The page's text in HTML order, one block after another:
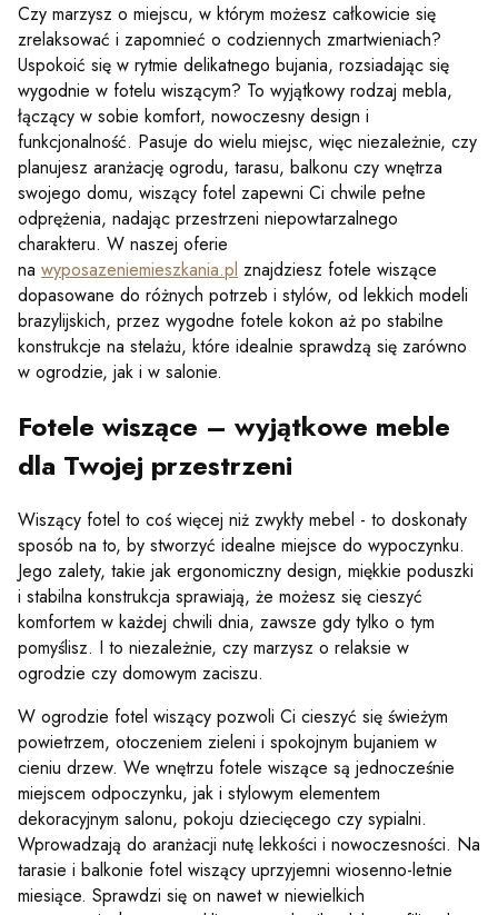
Czy marzysz o miejscu, w którym możesz całkowicie się
zrelaksować i zapomnieć o codziennych zmartwieniach?
Uspokoić się w rytmie delikatnego bujania, rozsiadając się
wygodnie w fotelu wiszącym? To wyjątkowy rodzaj mebla,
łączący w sobie komfort, nowoczesny design i
funkcjonalność. Pasuje do wielu miejsc, więc niezależnie, czy
planujesz aranżację ogrodu, tarasu, balkonu czy wnętrza
swojego domu, wiszący fotel zapewni Ci chwile pełne
odprężenia, nadając przestrzeni niepowtarzalnego
charakteru. W naszej oferie
na wyposazeniemieszkania.pl znajdziesz fotele wiszące
dopasowane do różnych potrzeb i stylów, od lekkich modeli
brazylijskich, przez wygodne fotele kokon aż po stabilne
konstrukcje na stelażu, które idealnie sprawdzą się zarówno
w ogrodzie, jak i w salonie.
Fotele wiszące – wyjątkowe meble
dla Twojej przestrzeni
Wiszący fotel to coś więcej niż zwykły mebel - to doskonały
sposób na to, by stworzyć idealne miejsce do wypoczynku.
Jego zalety, takie jak ergonomiczny design, miękkie poduszki
i stabilna konstrukcja sprawiają, że możesz się cieszyć
komfortem w każdej chwili dnia, zawsze gdy tylko o tym
pomyślisz. I to niezależnie, czy marzysz o relaksie w
ogrodzie czy domowym zaciszu.
W ogrodzie fotel wiszący pozwoli Ci cieszyć się świeżym
powietrzem, otoczeniem zieleni i spokojnym bujaniem w
cieniu drzew. We wnętrzu fotele wiszące są jednocześnie
miejscem odpoczynku, jak i stylowym elementem
dekoracyjnym salonu, pokoju dziecięcego czy sypialni.
Wprowadzają do aranżacji nutę lekkości i nowoczesności. Na
tarasie i balkonie fotel wiszący uprzyjemni wiosenno-letnie
miesiące. Sprawdzi się on nawet w niewielkich